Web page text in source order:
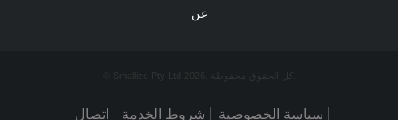
عن
سياسة الخصوصية شروط الخدمة اتصال